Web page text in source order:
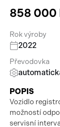
858 000
Rok výroby
2022
Převodovka
POPIS
Vozidlo
možností
servisní